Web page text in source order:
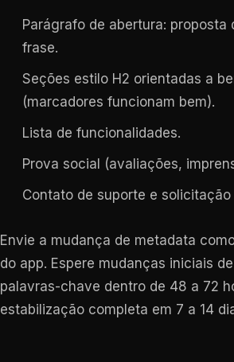
Parágrafo de abertura: proposta
frase.
Seções estilo H2 orientadas a
(marcadores funcionam bem).
Lista de funcionalidades.
Prova social (avaliações,
Contato de suporte e
Envie a mudança de metadata
do app. Espere mudanças iniciais
palavras-chave dentro de 48 a 72
estabilização completa em 7 a 14